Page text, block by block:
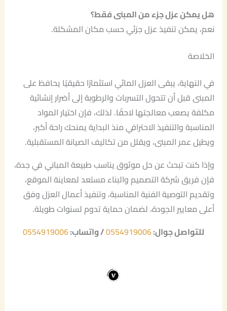
هل يمكن عزل جزء من المبنى فقط؟
نعم، يمكن تنفيذ عزل جزئي حسب مكان المشكلة.
الخلاصة
في النهاية، يبقى العزل المائي استثمارًا حقيقيًا يحافظ على
المبنى قبل أن تتحول التسربات والرطوبة إلى أضرار إنشائية
مكلفة يصعب معالجتها لاحقًا. لذلك، فإن اختيار المواد
المناسبة والتنفيذ الاحترافي منذ البداية يمنحك راحة أكبر،
ويطيل عمر المبنى، ويقلل من تكاليف الصيانة المستقبلية.
وإذا كنت تبحث عن حل موثوق يناسب طبيعة المباني في جدة،
فإن فريق شركة التصميم والبناء مستعد لمعاينة الموقع،
وتقديم التوصية الفنية المناسبة، وتنفيذ أعمال العزل وفق
أعلى معايير الجودة، لضمان حماية تدوم لسنوات طويلة.
للتواصل جوال:0554919006/ واتساب:0554919006